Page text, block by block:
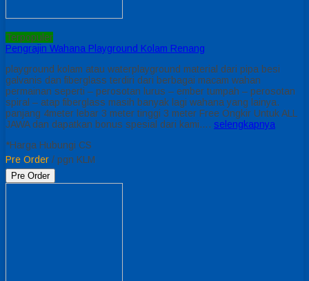
Terpopuler
Pengrajin Wahana Playground Kolam Renang
playground kolam atau waterplayground material dari pipa besi
galvanis dan fiberglass terdiri dari berbagai macam wahan
permainan seperti – perosotan lurus – ember tumpah – perosotan
spiral – atap fiberglass masih banyak lagi wahana yang lainya.
panjang 4meter lebar 3 meter tinggi 3 meter Free Ongkir Untuk ALL
JAWA dan dapatkan bonus spesial dari kami…. selengkapnya
*Harga Hubungi CS
Pre Order / pgn KLM
Pre Order